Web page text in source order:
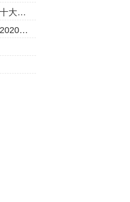
最有影响和最畅销的世界十大名著
十大系统小说排行榜好（2020年）